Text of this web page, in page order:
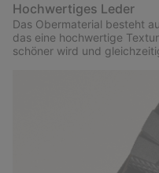
Hochwertiges Leder
Das Obermaterial besteht
das eine hochwertige
schöner wird und